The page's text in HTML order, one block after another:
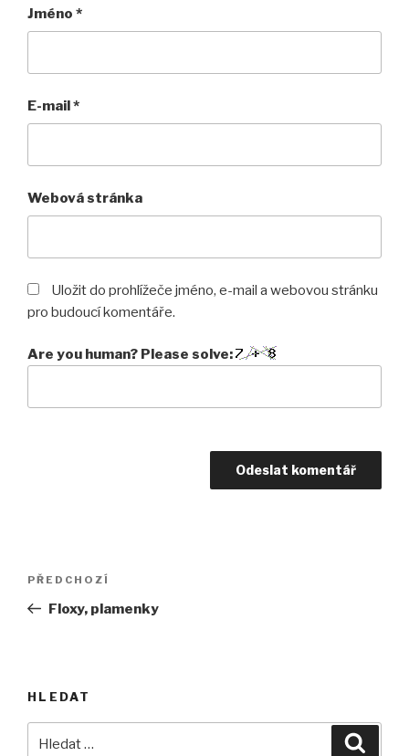
Jméno *
E-mail*
Webová stránka
Uložit do prohlížeče jméno, e-mail a webovou stránku
pro budoucí komentáře.
Are you human? Please solve:
Navigace
příspěvek
Předchozí
příspěvek
PŘEDCHOZÍ
Floxy, plamenky
HLEDAT